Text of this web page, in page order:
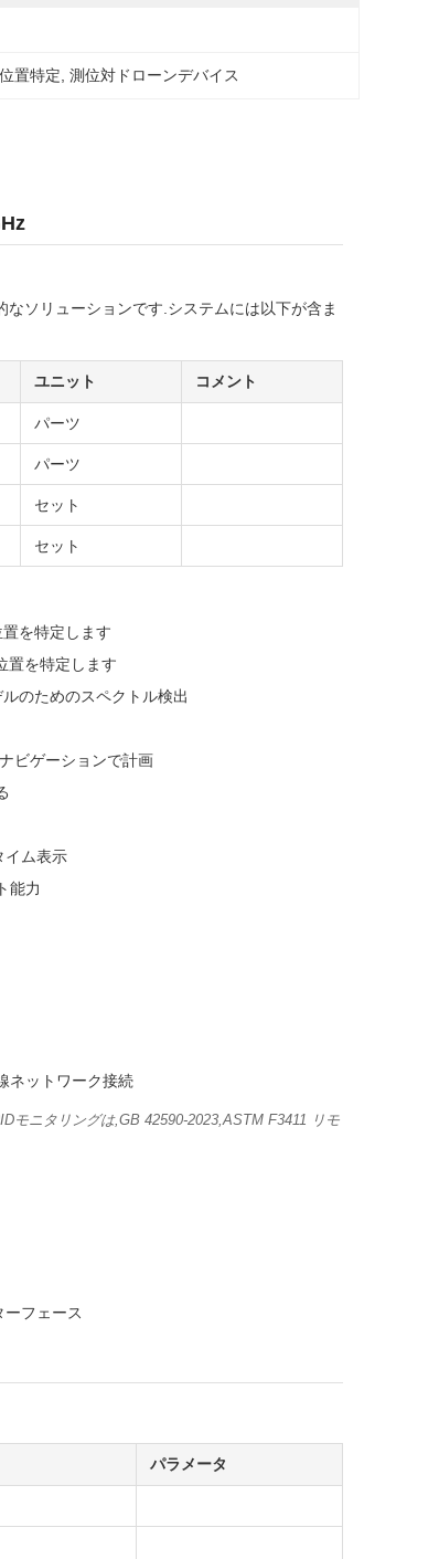
置特定 , 測位対ドローンデバイス
ソリューションです.システムには以下が含ま
ユニット コメント
パーツ
パーツ
セット
セット
を特定します
置を特定します
のためのスペクトル検出
ビゲーションで計画
イム表示
能力
ネットワーク接続
モニタリングは,GB 42590-2023,ASTM F3411 リモ
フェース
パラメータ